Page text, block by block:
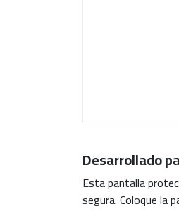
Desarrollado
Esta pantalla
segura. Coloque la